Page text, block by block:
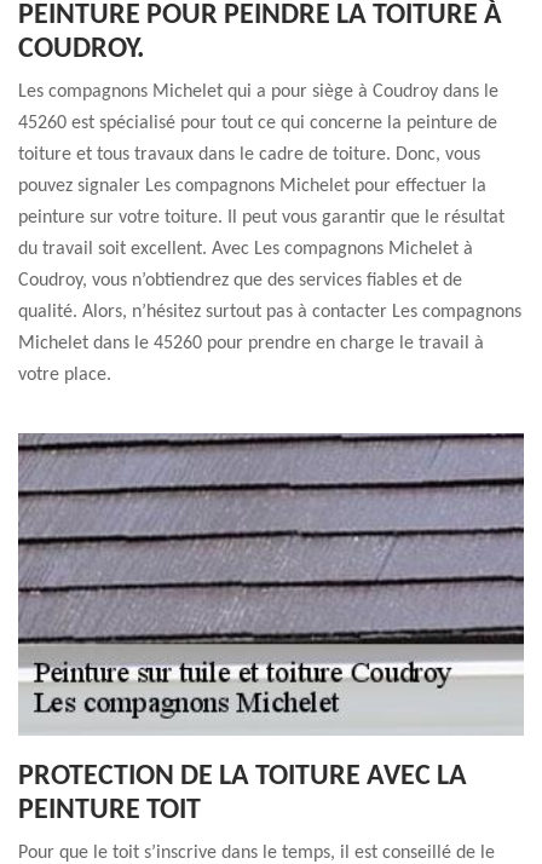
PEINTURE POUR PEINDRE LA TOITURE À
COUDROY.
Les compagnons Michelet qui a pour siège à Coudroy dans le
45260 est spécialisé pour tout ce qui concerne la peinture de
toiture et tous travaux dans le cadre de toiture. Donc, vous
pouvez signaler Les compagnons Michelet pour effectuer la
peinture sur votre toiture. Il peut vous garantir que le résultat
du travail soit excellent. Avec Les compagnons Michelet à
Coudroy, vous n’obtiendrez que des services fiables et de
qualité. Alors, n’hésitez surtout pas à contacter Les compagnons
Michelet dans le 45260 pour prendre en charge le travail à
votre place.
PROTECTION DE LA TOITURE AVEC LA
PEINTURE TOIT
Pour que le toit s’inscrive dans le temps, il est conseillé de le